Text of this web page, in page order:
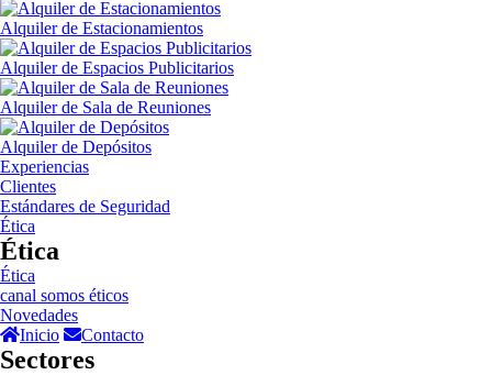
Alquiler de Estacionamientos
Alquiler de Espacios Publicitarios
Alquiler de Sala de Reuniones
Alquiler de Depósitos
Experiencias
Clientes
Estándares de Seguridad
Ética
Ética
Ética
canal somos éticos
Novedades
Inicio
Contacto
Sectores